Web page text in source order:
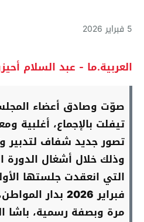
5 فبراير 2026
العربية.ما - عبد السلام
صوّت وصادق أعضاء
تيفلت بالإجماع، أغلبية
تصور جديد شفاف لتدبير
وذلك خلال أشغال الدورة
فبراير 2026
مرة وبصفة رسمية، باشا